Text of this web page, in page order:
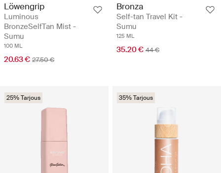
Löwengrip
Luminous
BronzeSelfTan Mist -
Sumu
100 ML
20.63 € 27.50 €
Bronza
Self-tan Travel Kit -
Sumu
125 ML
35.20 € 44 €
25% Tarjous 35% Tarjous